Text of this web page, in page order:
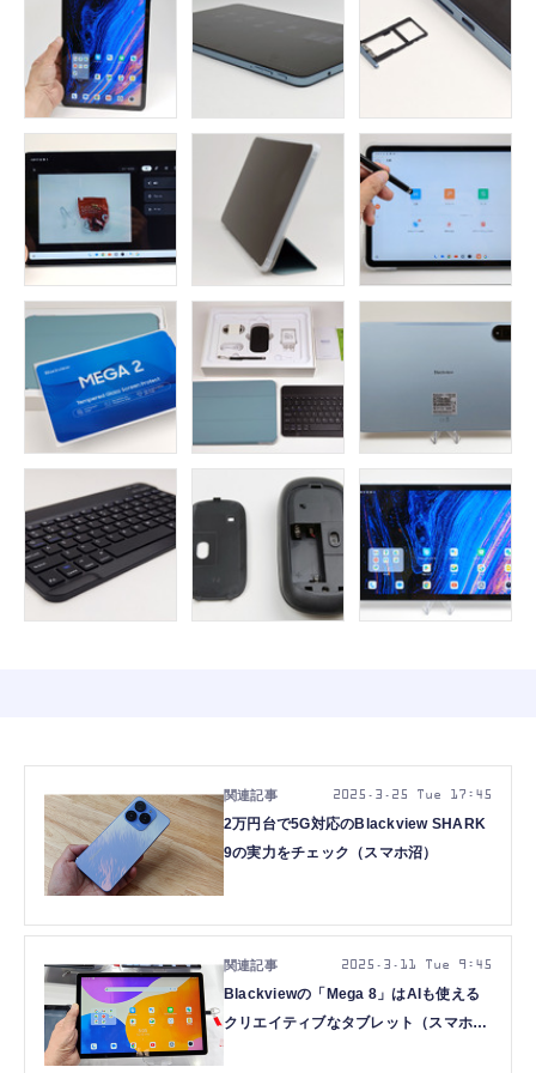
2万円台で5G対応のBlackview SHARK
9の実力をチェック（スマホ沼）
2025.3.25 Tue 17:45
Blackviewの「Mega 8」はAIも使える
クリエイティブなタブレット（スマホ
2025.3.11 Tue 9:45